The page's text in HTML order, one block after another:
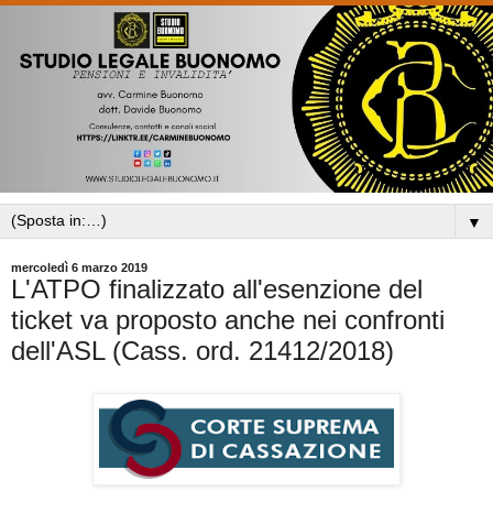
▼
mercoledì 6 marzo 2019
L'ATPO finalizzato all'esenzione del
ticket va proposto anche nei confronti
dell'ASL (Cass. ord. 21412/2018)